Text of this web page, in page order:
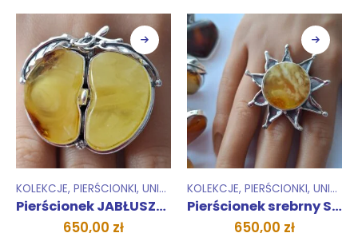
KOLEKCJE PIERŚCIONKI,UNIKATY 1 SZTUKA KOLEKCJE PIERŚCIONKI UNIKATY 1 SZTUKA